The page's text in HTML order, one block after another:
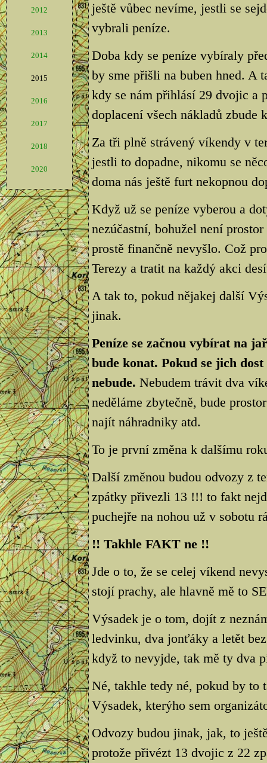
2012
2013
2014
2015
2016
2017
2018
2020
ještě vůbec nevíme, jestli se
vybrali peníze.
Doba kdy se peníze vybíraly
by sme přišli na buben hned. A
kdy se nám přihlásí 29 dvojic a
doplacení všech nákladů zbude
Za tři plně strávený víkendy v
jestli to dopadne, nikomu se
doma nás ještě furt nekopnou
Když už se peníze vyberou a
nezúčastní, bohužel není
prostě finančně nevyšlo. Což
Terezy a tratit na každý akci
A tak to, pokud nějakej další
jinak.
Peníze se začnou vybírat na
bude konat. Pokud se jich
nebude. Nebudem trávit dva
neděláme zbytečně, bude
najít náhradniky atd.
To je první změna k dalšímu
Další změnou budou odvozy z
zpátky přivezli 13 !!! to fakt
puchejře na nohou už v sobotu
!! Takhle FAKT ne !!
Jde o to, že se celej víkend
stojí prachy, ale hlavně mě to
Výsadek je o tom, dojít z
ledvinku, dva jonťáky a letět
když to nevyjde, tak mě ty dva
Né, takhle tedy né, pokud by to
Výsadek, kterýho sem
Odvozy budou jinak, jak, to
protože přivézt 13 dvojic z 22